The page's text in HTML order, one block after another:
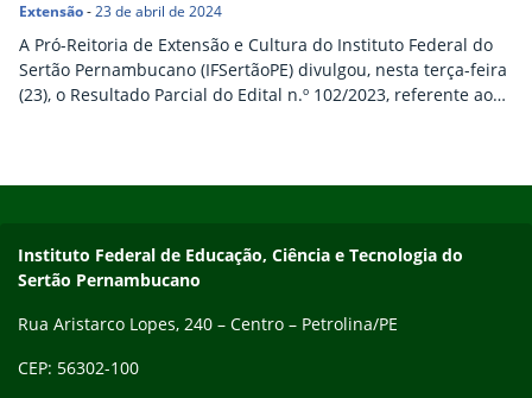
Extensão-23 de abril de 2024
A Pró-Reitoria de Extensão e Cultura do Instituto Federal do
Sertão Pernambucano (IFSertãoPE) divulgou, nesta terça-feira
(23), o Resultado Parcial do Edital n.º 102/2023, referente ao
Endereço
Instituto Federal de Educação, Ciência e Tecnologia do
Sertão Pernambucano
Rua Aristarco Lopes, 240 – Centro – Petrolina/PE
CEP: 56302-100